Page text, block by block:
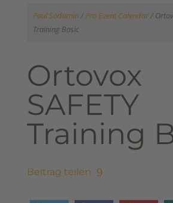
Paul Sodamin/Pro Event Calendar/
Training Basic
Ortovox
SAFETY
Training
Beitrag teilen